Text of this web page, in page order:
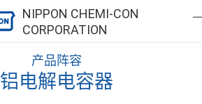
NIPPON CHEMI-CON
CORPORATION
产品阵容
铝电解电容器